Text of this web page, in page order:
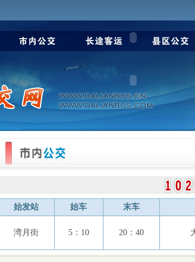
始发站 始车 末车
湾月街 5：10 20：40